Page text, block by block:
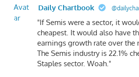
Avat
ar
Daily Chartbook
"If Semis were a sector, it
cheapest. It would also have
earnings growth rate over the
The Semis industry is 22.1%
Staples sector. Woah."